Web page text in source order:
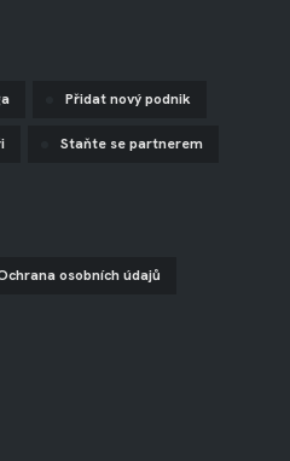
Přidat nový podnik
Staňte se partnerem
osobních údajů